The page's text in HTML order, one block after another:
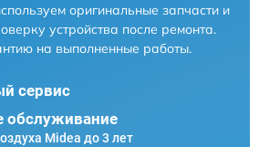
оригинальные запчасти и
устройства после ремонта.
на выполненные работы.
сервис
обслуживание
Midea до 3 лет